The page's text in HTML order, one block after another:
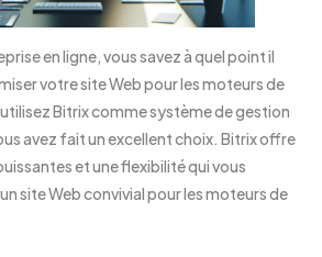
en ligne, vous savez à quel point il
votre site Web pour les moteurs de
Bitrix comme système de gestion
avez fait un excellent choix. Bitrix offre
et une flexibilité qui vous
site Web convivial pour les moteurs de